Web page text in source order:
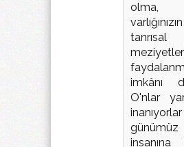
olma,
varlığınızın
tanrısal
imkânı
O'nlar
günümüz
insanına